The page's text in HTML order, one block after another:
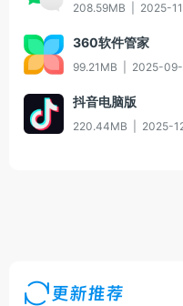
208.59MB 2025-
360软件管家
99.21MB 2025-
抖音电脑版
220.44MB 2025-
更新推荐